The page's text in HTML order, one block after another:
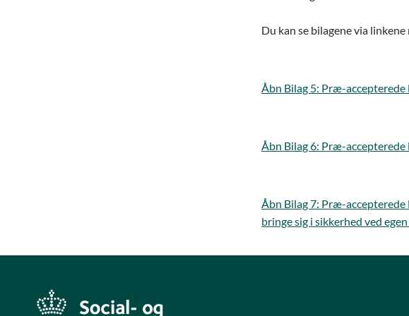
Du kan se bilagene via
Åbn Bilag 5: Præ-
Åbn Bilag 6: Præ-
Åbn Bilag 7: Præ-
bringe sig i sikkerhed ved